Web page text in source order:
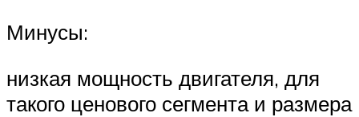
Минусы:
низкая мощность двигателя, для
такого ценового сегмента и размера